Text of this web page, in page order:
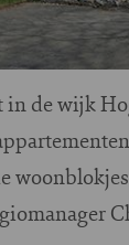
de wijk